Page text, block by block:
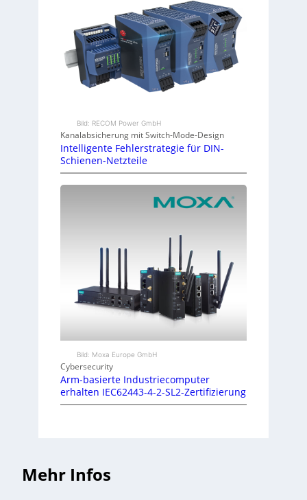
Bild: RECOM Power GmbH
Kanalabsicherung mit Switch-Mode-Design
Intelligente Fehlerstrategie für DIN-
Schienen-Netzteile
Bild: Moxa Europe GmbH
Cybersecurity
Arm-basierte Industriecomputer
erhalten IEC62443-4-2-SL2-Zertifizierung
Mehr Infos